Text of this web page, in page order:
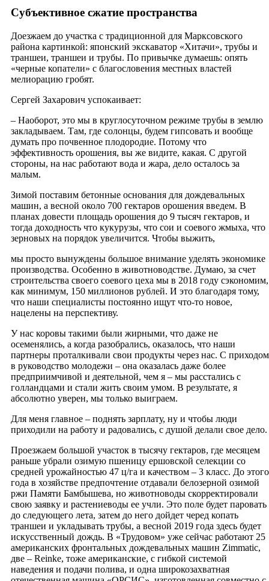
Субъективное сжатие пространства
Доезжаем до участка с традиционной для Марксовского
района картинкой: японский экскаватор «Хитачи», трубы и
траншеи, траншеи и трубы. По привычке думаешь: опять
«черные копатели» с благословения местных властей
мелиорацию гробят.
Сергей Захарович успокаивает:
– Наоборот, это мы в круглосуточном режиме трубы в землю
закладываем. Там, где солонцы, будем гипсовать и вообще
думать про почвенное плодородие. Потому что
эффективность орошения, вы же видите, какая. С другой
стороны, на нас работают вода и жара, дело осталось за
малым.
Зимой поставим бетонные основания для дождевальных
машин, а весной около 700 гектаров орошения введем. В
планах довести площадь орошения до 9 тысяч гектаров, и
тогда доходность что кукурузы, что сои и соевого жмыха, что
зерновых на порядок увеличится. Чтобы выжить,
мы просто вынуждены большое внимание уделять экономике
производства. Особенно в животноводстве. Думаю, за счет
строительства своего соевого цеха мы в 2018 году сэкономим,
как минимум, 150 миллионов рублей. И это благодаря тому,
что наши специалисты постоянно ищут что-то новое,
нацелены на перспективу.
У нас коровы такими были жирными, что даже не
осеменялись, а когда разобрались, оказалось, что наши
партнеры проталкивали свои продукты через нас. С приходом
в руководство молодежи – она оказалась даже более
предприимчивой и деятельной, чем я – мы расстались с
голландцами и стали жить своим умом. В результате, я
абсолютно уверен, мы только выиграем.
Для меня главное – поднять зарплату, ну и чтобы люди
приходили на работу и радовались, с душой делали свое дело.
Проезжаем большой участок в тысячу гектаров, где месяцем
раньше убрали озимую пшеницу ершовской селекции со
средней урожайностью 47 ц/га и качеством – 3 класс. До этого
года в хозяйстве предпочтение отдавали белозерной озимой
ржи Памяти Бамбышева, но животноводы скорректировали
свою заявку и растениеводы ее учли. Это поле будет паровать
до следующего лета, затем до него дойдет черед копать
траншеи и укладывать трубы, а весной 2019 года здесь будет
искусственный дождь. В «Трудовом» уже сейчас работают 25
американских фронтальных дождевальных машин Zimmatic,
две – Reinke, тоже американские, с гибкой системой
наведения и подачи полива, и одна широкозахватная